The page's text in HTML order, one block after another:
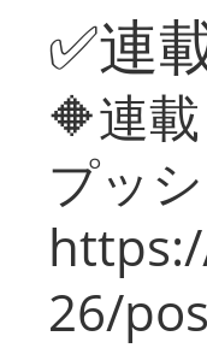
✅連
🔶連
プッ
26/